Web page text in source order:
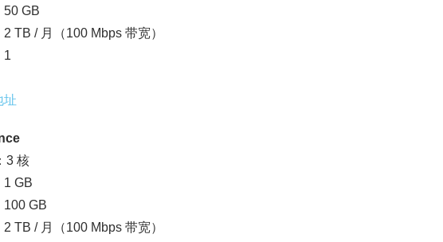
50 GB
TB / 月（100 Mbps 带宽）
1
址
3 核
1 GB
100 GB
TB / 月（100 Mbps 带宽）